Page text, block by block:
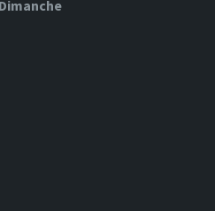
Dimanche